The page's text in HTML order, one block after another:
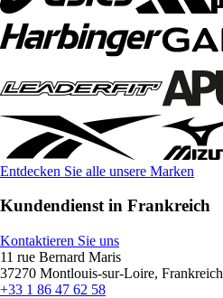
Entdecken Sie alle unsere Marken
Kundendienst in Frankreich
Kontaktieren Sie uns
11 rue Bernard Maris
37270 Montlouis-sur-Loire, Frankreich
+33 1 86 47 62 58